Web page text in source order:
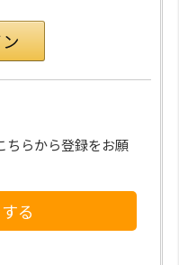
ちらから登録をお願
る